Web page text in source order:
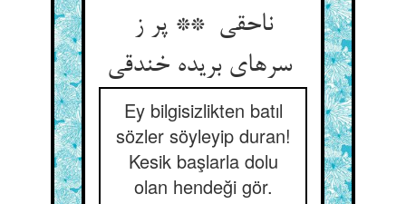
ناحقی ** پر ز
سرهای بریده خندقی
Ey bilgisizlikten batıl
sözler söyleyip duran!
Kesik başlarla dolu
olan hendeği gör.